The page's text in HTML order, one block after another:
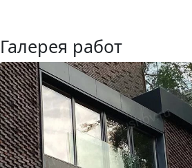
Галерея работ